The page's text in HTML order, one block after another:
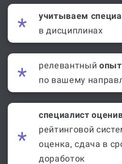
учитываем
в дисциплинах
релевантный
по вашему
специалист
рейтинговой
оценка, сдача в
доработок